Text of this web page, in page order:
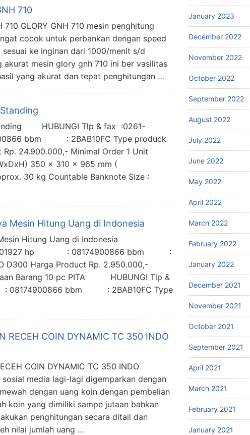
710
GLORY GNH 710 mesin penghitung
cocok untuk perbankan dengan speed
ke inginan dari 1000/menit s/d
mesin glory gnh 710 ini ber vasilitas
yang akurat dan tepat penghitungan …
HUBUNGI Tlp & fax :0261-
bbm : 2BAB10FC Type produck
24.900.000,- Minimal Order 1 Unit
350 x 310 x 965 mm (
30 kg Countable Banknote Size :
Mesin Hitung Uang di Indonesia
Mesin Hitung Uang di Indonesia
2201927 hp : 08174900866 bbm :
D300 Harga Product Rp. 2.950.000,-
Barang 10 pc PITA HUBUNGI Tlp &
bbm : 2BAB10FC Type
RECEH COIN DYNAMIC TC 350 INDO
COIN DYNAMIC TC 350 INDO
sosial media lagi-lagi digemparkan dengan
dengan uang koin dengan pembelian
koin yang dimiliki sampe jutaan bahkan
penghitungan secara ditail dan
nilai jumlah uang …
January 2023
December 2022
November 2022
October 2022
September 2022
August 2022
July 2022
June 2022
May 2022
April 2022
March 2022
February 2022
January 2022
December 2021
November 2021
October 2021
September 2021
April 2021
March 2021
February 2021
January 2021